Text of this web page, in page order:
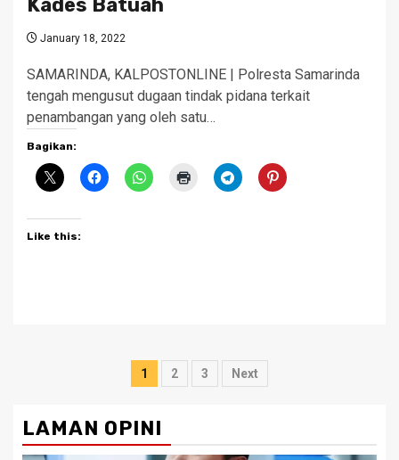
Kades Batuah
January 18, 2022
SAMARINDA, KALPOSTONLINE | Polresta Samarinda
tengah mengusut dugaan tindak pidana terkait
penambangan yang oleh satu…
Bagikan:
Like this:
Posts
1 2 3 Next
LAMAN OPINI